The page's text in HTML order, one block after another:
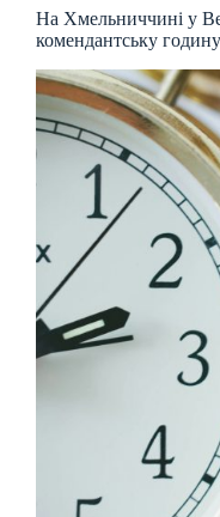
На Хмельниччині у
комендантську годину